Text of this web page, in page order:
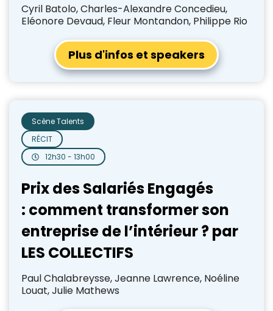
Cyril Batolo, Charles-Alexandre Concedieu,
Eléonore Devaud, Fleur Montandon, Philippe Rio
Plus d'infos et speakers
12h30 - 13h00
RÉCIT
Scène Talents
Prix des Salariés Engagés
: comment transformer son
entreprise de l’intérieur ? par
LES COLLECTIFS
Paul Chalabreysse, Jeanne Lawrence, Noéline
Louat, Julie Mathews